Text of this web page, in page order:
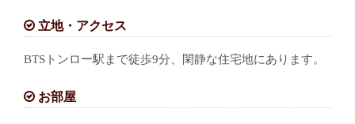
立地・アクセス
BTSトンロー駅まで徒歩9分、閑静な住宅地にあります。
お部屋